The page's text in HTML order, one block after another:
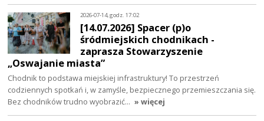
2026-07-14, godz. 17:02
[14.07.2026] Spacer (p)o
śródmiejskich chodnikach -
zaprasza Stowarzyszenie
„Oswajanie miasta”
Chodnik to podstawa miejskiej infrastruktury! To przestrzeń
codziennych spotkań i, w zamyśle, bezpiecznego przemieszczania się.
Bez chodników trudno wyobrazić… » więcej